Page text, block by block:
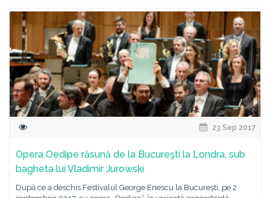
23 Sep 2017
Opera Oedipe răsună de la Bucureşti la Londra, sub
bagheta lui Vladimir Jurowski
După ce a deschis Festivalul George Enescu la București, pe 2